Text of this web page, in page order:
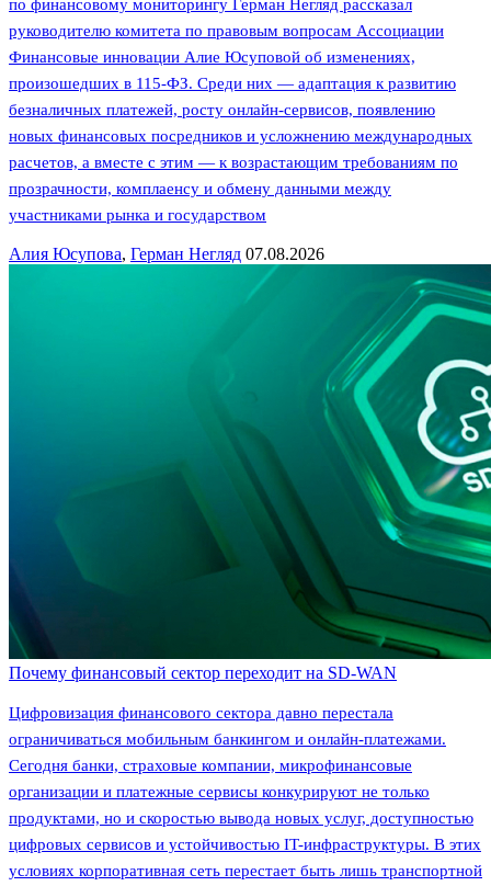
по финансовому мониторингу Герман Негляд рассказал
руководителю комитета по правовым вопросам Ассоциации
Финансовые инновации Алие Юсуповой об изменениях,
произошедших в 115-ФЗ. Среди них — адаптация к развитию
безналичных платежей, росту онлайн-сервисов, появлению
новых финансовых посредников и усложнению международных
расчетов, а вместе с этим — к возрастающим требованиям по
прозрачности, комплаенсу и обмену данными между
участниками рынка и государством
Алия Юсупова, Герман Негляд 07.08.2026
Почему финансовый сектор переходит на SD-WAN
Цифровизация финансового сектора давно перестала
ограничиваться мобильным банкингом и онлайн-платежами.
Сегодня банки, страховые компании, микрофинансовые
организации и платежные сервисы конкурируют не только
продуктами, но и скоростью вывода новых услуг, доступностью
цифровых сервисов и устойчивостью IT-инфраструктуры. В этих
условиях корпоративная сеть перестает быть лишь транспортной